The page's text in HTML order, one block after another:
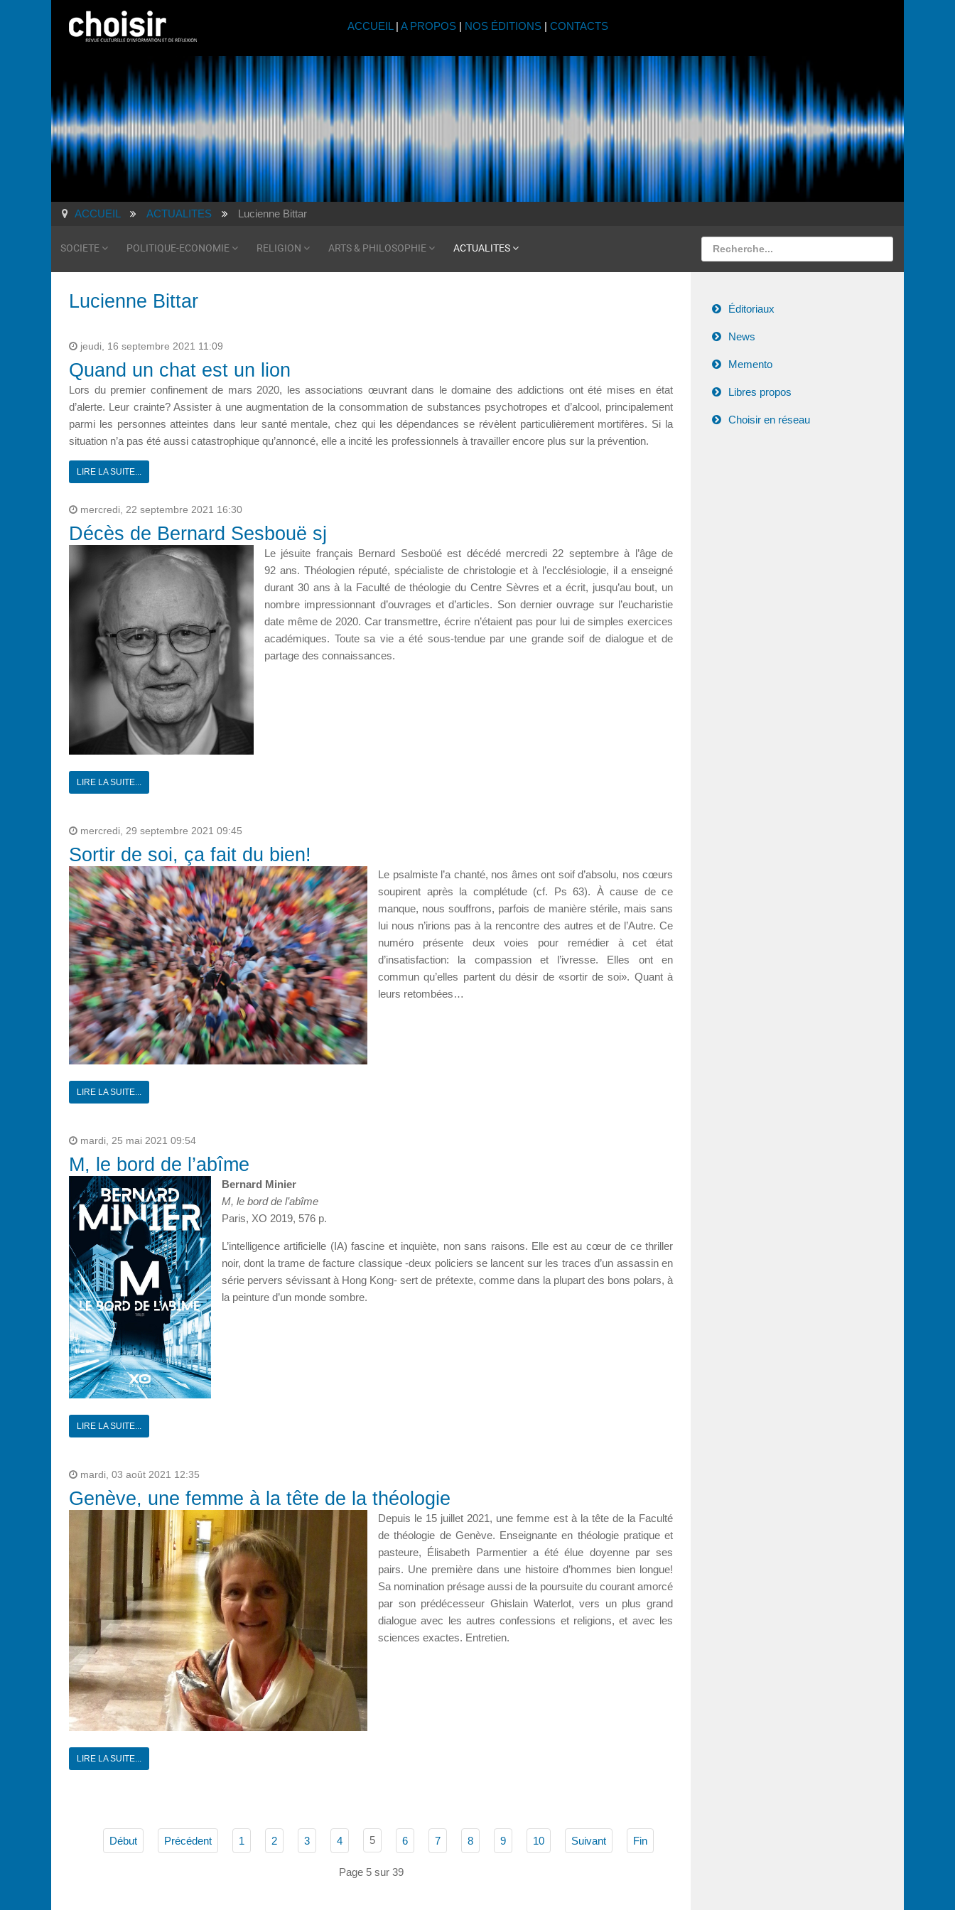
ACCUEIL | A PROPOS| NOS ÉDITIONS| CONTACTS
ACCUEIL ACTUALITES Lucienne Bittar
SOCIETE POLITIQUE-ECONOMIE RELIGION ARTS & PHILOSOPHIE ACTUALITES
Lucienne Bittar
jeudi, 16 septembre 2021 11:09
Quand un chat est un lion
Lors du premier confinement de mars 2020, les associations œuvrant dans le domaine des addictions ont été mises en état
d’alerte. Leur crainte? Assister à une augmentation de la consommation de substances psychotropes et d’alcool, principalement
parmi les personnes atteintes dans leur santé mentale, chez qui les dépendances se révèlent particulièrement mortifères. Si la
situation n’a pas été aussi catastrophique qu’annoncé, elle a incité les professionnels à travailler encore plus sur la prévention.
LIRE LA SUITE...
mercredi, 22 septembre 2021 16:30
Décès de Bernard Sesbouë sj
Le jésuite français Bernard Sesboüé est décédé mercredi 22 septembre à l’âge de
92 ans. Théologien réputé, spécialiste de christologie et à l’ecclésiologie, il a enseigné
durant 30 ans à la Faculté de théologie du Centre Sèvres et a écrit, jusqu’au bout, un
nombre impressionnant d’ouvrages et d’articles. Son dernier ouvrage sur l’eucharistie
date même de 2020. Car transmettre, écrire n’étaient pas pour lui de simples exercices
académiques. Toute sa vie a été sous-tendue par une grande soif de dialogue et de
partage des connaissances.
LIRE LA SUITE...
mercredi, 29 septembre 2021 09:45
Sortir de soi, ça fait du bien!
Le psalmiste l’a chanté, nos âmes ont soif d’absolu, nos cœurs
soupirent après la complétude (cf. Ps 63). À cause de ce
manque, nous souffrons, parfois de manière stérile, mais sans
lui nous n’irions pas à la rencontre des autres et de l’Autre. Ce
numéro présente deux voies pour remédier à cet état
d’insatisfaction: la compassion et l’ivresse. Elles ont en
commun qu’elles partent du désir de «sortir de soi». Quant à
leurs retombées…
LIRE LA SUITE...
mardi, 25 mai 2021 09:54
M, le bord de l’abîme
Bernard Minier
M, le bord de l’abîme
Paris, XO 2019, 576 p.
L’intelligence artificielle (IA) fascine et inquiète, non sans raisons. Elle est au cœur de ce thriller
noir, dont la trame de facture classique -deux policiers se lancent sur les traces d’un assassin en
série pervers sévissant à Hong Kong- sert de prétexte, comme dans la plupart des bons polars, à
la peinture d’un monde sombre.
LIRE LA SUITE...
mardi, 03 août 2021 12:35
Genève, une femme à la tête de la théologie
Depuis le 15 juillet 2021, une femme est à la tête de la Faculté
de théologie de Genève. Enseignante en théologie pratique et
pasteure, Élisabeth Parmentier a été élue doyenne par ses
pairs. Une première dans une histoire d’hommes bien longue!
Sa nomination présage aussi de la poursuite du courant amorcé
par son prédécesseur Ghislain Waterlot, vers un plus grand
dialogue avec les autres confessions et religions, et avec les
sciences exactes. Entretien.
LIRE LA SUITE...
Début Précédent 1 2 3 4 5 6 7 8 9 10 Suivant Fin
Page 5 sur 39
Éditoriaux
News
Memento
Libres propos
Choisir en réseau